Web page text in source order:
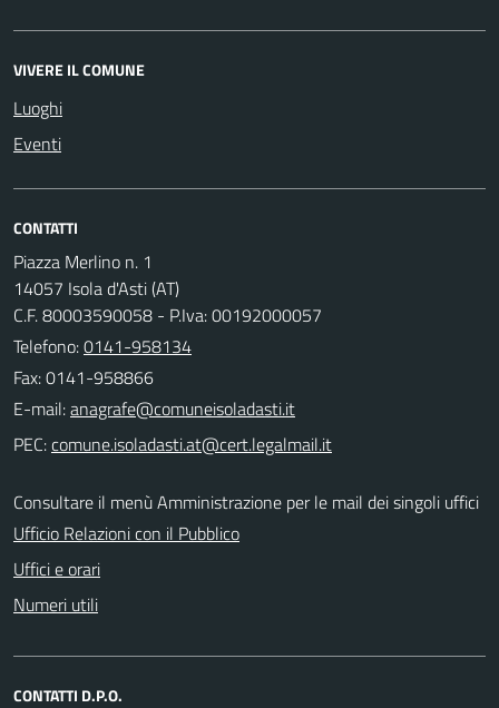
VIVERE IL COMUNE
Luoghi
Eventi
CONTATTI
Piazza Merlino n. 1
14057 Isola d'Asti (AT)
C.F. 80003590058 - P.Iva: 00192000057
Telefono:0141-958134
Fax: 0141-958866
E-mail:
PEC:
Consultare il menù Amministrazione per le mail dei singoli uffici
Ufficio Relazioni con il Pubblico
Uffici e orari
Numeri utili
CONTATTI D.P.O.